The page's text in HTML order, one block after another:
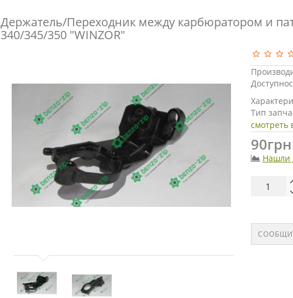
Держатель/Переходник между карбюратором и
340/345/350 "WINZOR"
Тип
смотреть
Нашли